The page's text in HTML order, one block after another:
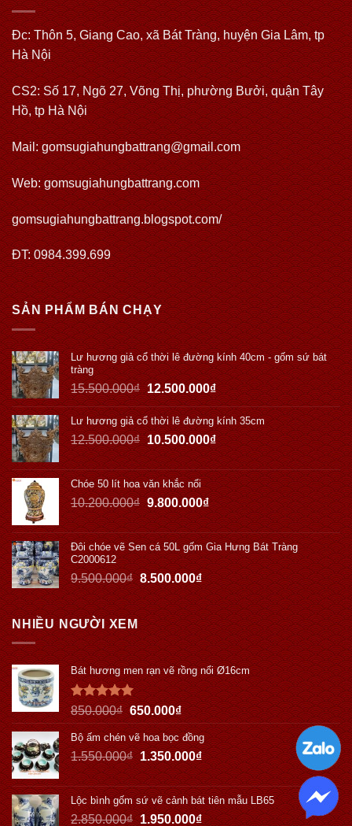
Đc: Thôn 5, Giang Cao, xã Bát Tràng, huyện Gia Lâm, tp
Hà Nội
CS2: Số 17, Ngõ 27, Võng Thị, phường Bưởi, quận Tây
Hồ, tp Hà Nội
Mail: gomsugiahungbattrang@gmail.com
Web:gomsugiahungbattrang.com
gomsugiahungbattrang.blogspot.com/
ĐT: 0984.399.699
SẢN PHẨM BÁN CHẠY
Lư hương giả cổ thời lê đường kính 40cm - gốm sứ bát
tràng
15.500.000₫ 12.500.000₫
Lư hương giả cổ thời lê đường kính 35cm
12.500.000₫ 10.500.000₫
Chóe 50 lít hoa văn khắc nổi
10.200.000₫ 9.800.000₫
Đôi chóe vẽ Sen cá 50L gốm Gia Hưng Bát Tràng
C2000612
9.500.000₫ 8.500.000₫
NHIỀU NGƯỜI XEM
Bát hương men rạn vẽ rồng nổi Ø16cm
Được xếp
hạng5.00
5 sao
850.000₫ 650.000₫
Bộ ấm chén vẽ hoa bọc đồng
1.550.000₫ 1.350.000₫
Lộc bình gốm sứ vẽ cảnh bát tiên mẫu LB65
2.850.000₫ 1.950.000₫